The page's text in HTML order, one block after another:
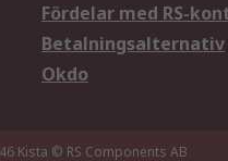
Fördelar med RS-
Betalningsalternativ
Okdo
Kista © RS Components AB